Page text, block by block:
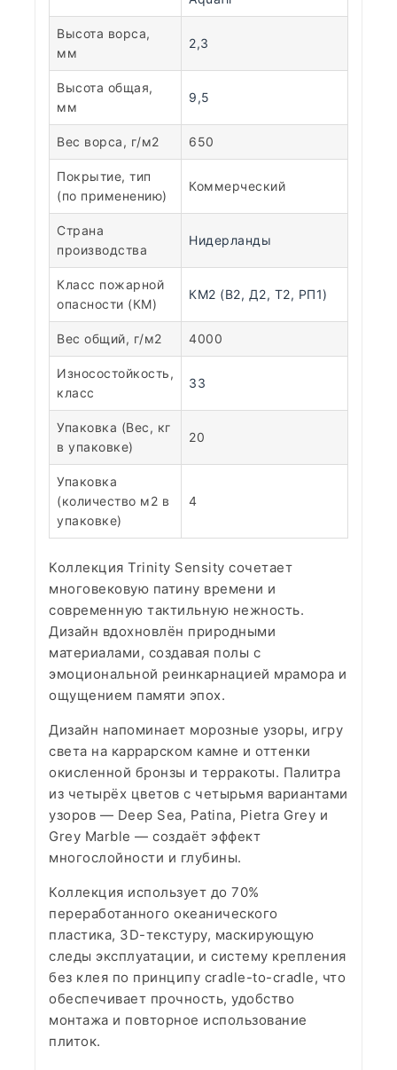
Высота ворса,
мм
2,3
Высота общая,
мм
9,5
Вес ворса, г/м2 650
Покрытие, тип
(по применению)
Коммерческий
Страна
производства
Нидерланды
Класс пожарной
опасности (КМ)
КМ2 (В2, Д2, Т2, РП1)
Вес общий, г/м2 4000
Износостойкость,
класс
33
Упаковка (Вес, кг
в упаковке)
20
Упаковка
(количество м2 в
упаковке)
4
Коллекция Trinity Sensity сочетает
многовековую патину времени и
современную тактильную нежность.
Дизайн вдохновлён природными
материалами, создавая полы с
эмоциональной реинкарнацией мрамора и
ощущением памяти эпох.
Дизайн напоминает морозные узоры, игру
света на каррарском камне и оттенки
окисленной бронзы и терракоты. Палитра
из четырёх цветов с четырьмя вариантами
узоров — Deep Sea, Patina, Pietra Grey и
Grey Marble — создаёт эффект
многослойности и глубины.
Коллекция использует до 70%
переработанного океанического
пластика, 3D-текстуру, маскирующую
следы эксплуатации, и систему крепления
без клея по принципу cradle-to-cradle, что
обеспечивает прочность, удобство
монтажа и повторное использование
плиток.